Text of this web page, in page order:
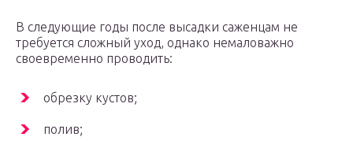
В следующие годы после высадки саженцам не
требуется сложный уход, однако немаловажно
своевременно проводить:
обрезку кустов;
полив;